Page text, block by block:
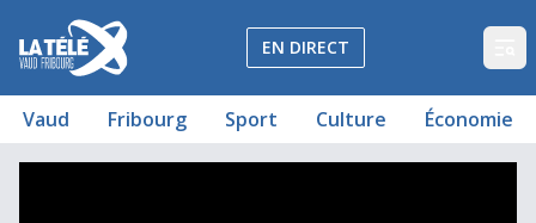
La Télé - Télévision régionale Vaud et Fribourg
EN DIRECT
Vaud Fribourg Sport Culture Économie